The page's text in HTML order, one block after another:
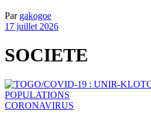
Par gakogoe
17 juillet 2026
SOCIETE
CORONAVIRUS